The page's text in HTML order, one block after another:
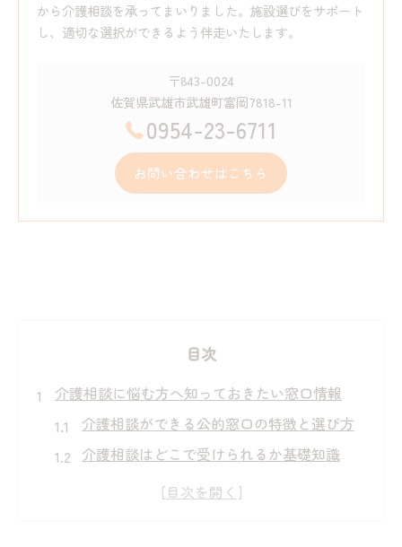
から介護相談を承ってまいりました。施設選びをサポート
し、適切な選択ができるよう伴走いたします。
〒843-0024
佐賀県武雄市武雄町富岡7818-11
0954-23-6711
お問い合わせはこちら
目次
介護相談に悩む方へ知っておきたい窓口情報
介護相談ができる公的窓口の特徴と選び方
介護相談はどこで受けられるか基礎知識
武雄市地域包括支援センターの活用方法